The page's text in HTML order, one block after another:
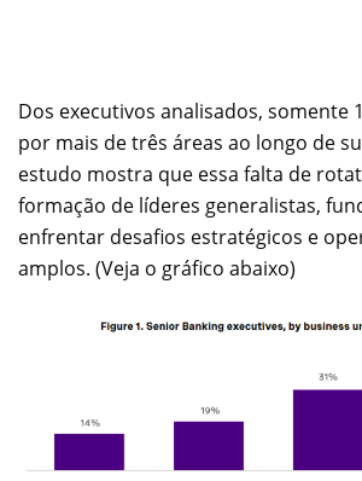
Dos executivos analisados, somente
por mais de três áreas ao longo de
estudo mostra que essa falta de
formação de líderes generalistas,
enfrentar desafios estratégicos e
amplos. (Veja o gráfico abaixo)